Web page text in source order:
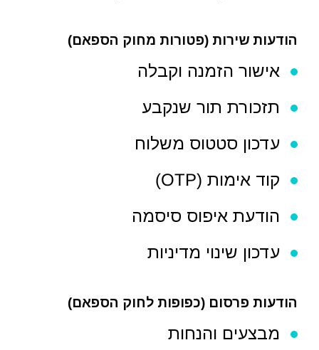
הודעות שירות (פטורות מחוק הספאם)
אישור הזמנה וקבלה
תזכורת תור שנקבע
עדכון סטטוס משלוח
קוד אימות (OTP)
הודעת איפוס סיסמה
עדכון שינוי מדיניות
הודעות פרסום (כפופות לחוק הספאם)
מבצעים והנחות